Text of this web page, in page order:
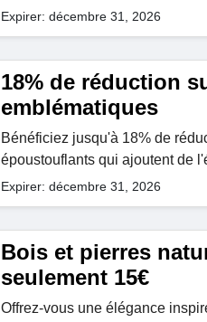
Expirer: décembre 31, 2026
18% de réduction
emblématiques
Bénéficiez jusqu'à 18% de
époustouflants qui ajoutent de
Expirer: décembre 31, 2026
Bois et pierres
seulement 15€
Offrez-vous une élégance